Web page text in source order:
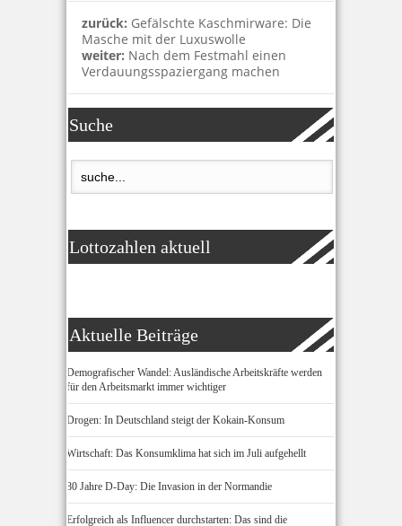
zurück: Gefälschte Kaschmirware: Die
Masche mit der Luxuswolle
weiter: Nach dem Festmahl einen
Verdauungsspaziergang machen
Suche
Lottozahlen aktuell
Aktuelle Beiträge
Demografischer Wandel: Ausländische Arbeitskräfte werden
für den Arbeitsmarkt immer wichtiger
Drogen: In Deutschland steigt der Kokain-Konsum
Wirtschaft: Das Konsumklima hat sich im Juli aufgehellt
80 Jahre D-Day: Die Invasion in der Normandie
Erfolgreich als Influencer durchstarten: Das sind die